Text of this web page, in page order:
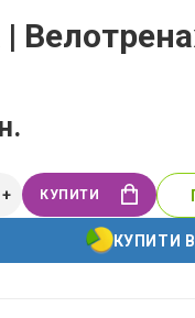
|
КУПИТИ
КУПИТИ